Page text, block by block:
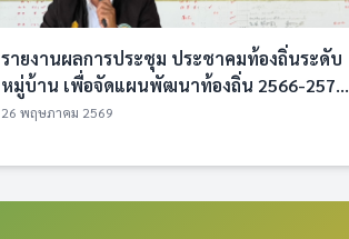
รายงานผลการประชุม ประชาคมท้องถิ่นระดับ
หมู่บ้าน เพื่อจัดแผนพัฒนาท้องถิ่น 2566-257...
26 พฤษภาคม 2569